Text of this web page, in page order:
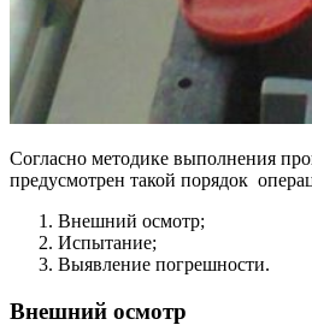
Согласно методике выполнения
предусмотрен такой порядок
Внешний осмотр;
Испытание;
Выявление погрешности.
Внешний осмотр